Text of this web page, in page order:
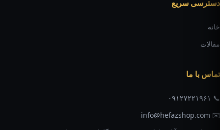
دسترسی سریع
خانه
مقالات
تماس با ما
📞 ۰۹۱۲۷۲۲۱۹۶۱
✉️ info@hefazshop.com